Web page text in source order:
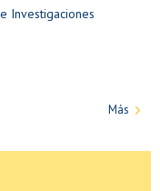
Investigaciones
Más